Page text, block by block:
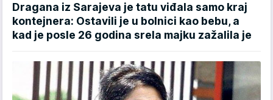
Dragana iz Sarajeva je tatu viđala samo kraj
kontejnera: Ostavili je u bolnici kao bebu, a
kad je posle 26 godina srela majku zažalila je